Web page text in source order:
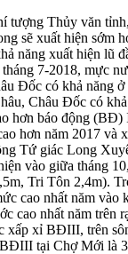
tượng Thủy văn
sẽ xuất hiện sớm
năng xuất hiện lũ
7-2018, mực
Đốc có khả năng
Châu Đốc có
hơn báo động
hơn năm 2017 và
Tứ giác Long
vào giữa tháng
Tri Tôn 2,4m).
cao nhất năm vào
cao nhất năm trên
xấp xỉ BĐIII, trên
tại Chợ Mới là